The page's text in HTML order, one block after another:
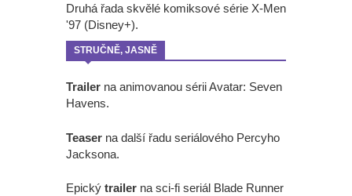
Druhá řada skvělé komiksové série X-Men
'97 (Disney+).
STRUČNĚ, JASNĚ
Trailer na animovanou sérii Avatar: Seven
Havens.
Teaser na další řadu seriálového Percyho
Jacksona.
Epický trailer na sci-fi seriál Blade Runner